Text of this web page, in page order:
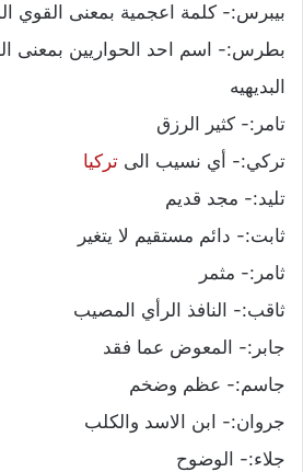
بيبرس:- كلمة اعجمية بمعنى القوي
بطرس:- اسم احد الحواريين بمعنى
البديهيه
تامر:- كثير الرزق
تركي:- أي نسيب الى تركيا
تليد:- مجد قديم
ثابت:- دائم مستقيم لا يتغير
ثامر:- مثمر
ثاقب:- النافذ الرأي المصيب
جابر:- المعوض عما فقد
جاسم:- عظم وضخم
جروان:- ابن الاسد والكلب
جلاء:- الوضوح